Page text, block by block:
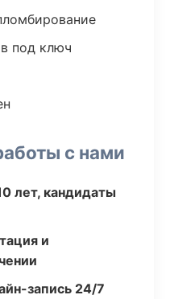
под ключ
с нами
лет, кандидаты
и
запись 24/7